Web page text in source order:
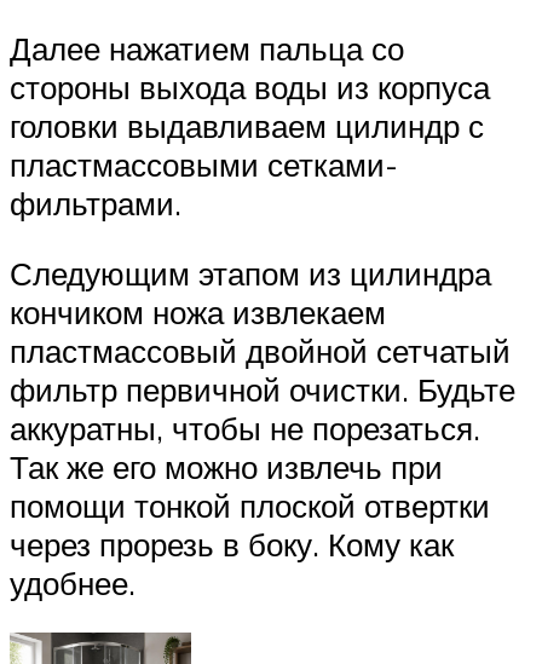
Далее нажатием пальца со
стороны выхода воды из корпуса
головки выдавливаем цилиндр с
пластмассовыми сетками-
фильтрами.
Следующим этапом из цилиндра
кончиком ножа извлекаем
пластмассовый двойной сетчатый
фильтр первичной очистки. Будьте
аккуратны, чтобы не порезаться.
Так же его можно извлечь при
помощи тонкой плоской отвертки
через прорезь в боку. Кому как
удобнее.